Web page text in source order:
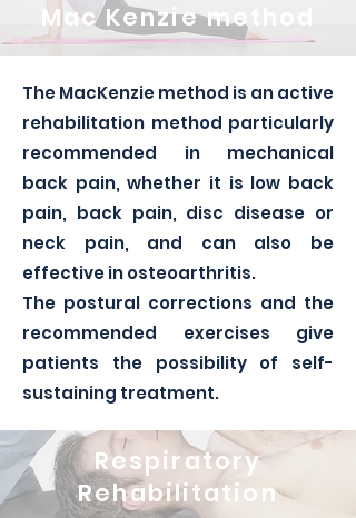
Mac Kenzie method
The MacKenzie method is an active
rehabilitation method particularly
recommended in mechanical
back pain, whether it is low back
pain, back pain, disc disease or
neck pain, and can also be
effective in osteoarthritis.
The postural corrections and the
recommended exercises give
patients the possibility of self-
sustaining treatment.
Respiratory
Rehabilitation